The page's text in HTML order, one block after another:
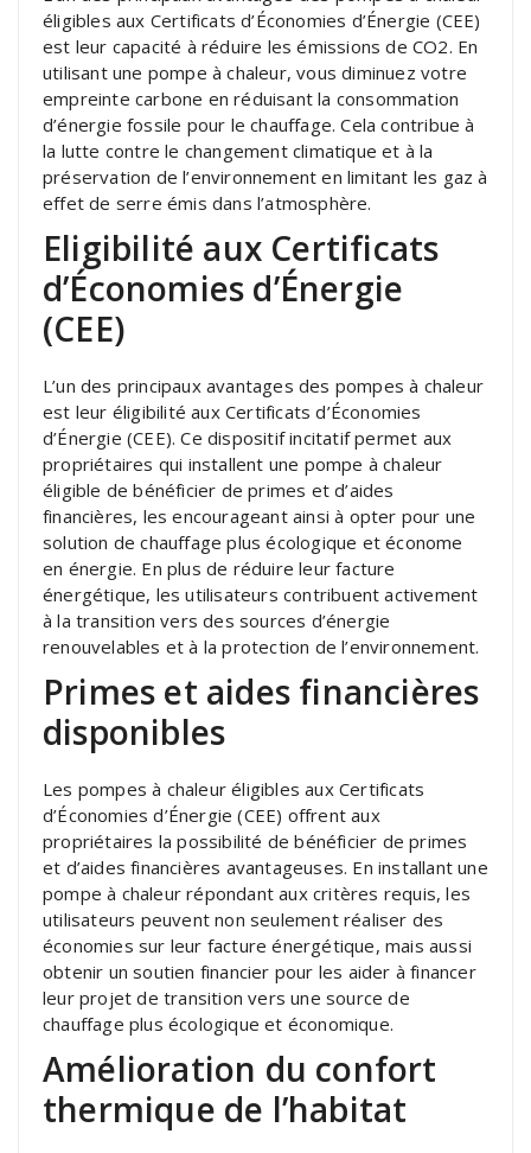
éligibles aux Certificats d’Économies d’Énergie (CEE)
est leur capacité à réduire les émissions de CO2. En
utilisant une pompe à chaleur, vous diminuez votre
empreinte carbone en réduisant la consommation
d’énergie fossile pour le chauffage. Cela contribue à
la lutte contre le changement climatique et à la
préservation de l’environnement en limitant les gaz à
effet de serre émis dans l’atmosphère.
Eligibilité aux Certificats
d’Économies d’Énergie
(CEE)
L’un des principaux avantages des pompes à chaleur
est leur éligibilité aux Certificats d’Économies
d’Énergie (CEE). Ce dispositif incitatif permet aux
propriétaires qui installent une pompe à chaleur
éligible de bénéficier de primes et d’aides
financières, les encourageant ainsi à opter pour une
solution de chauffage plus écologique et économe
en énergie. En plus de réduire leur facture
énergétique, les utilisateurs contribuent activement
à la transition vers des sources d’énergie
renouvelables et à la protection de l’environnement.
Primes et aides financières
disponibles
Les pompes à chaleur éligibles aux Certificats
d’Économies d’Énergie (CEE) offrent aux
propriétaires la possibilité de bénéficier de primes
et d’aides financières avantageuses. En installant une
pompe à chaleur répondant aux critères requis, les
utilisateurs peuvent non seulement réaliser des
économies sur leur facture énergétique, mais aussi
obtenir un soutien financier pour les aider à financer
leur projet de transition vers une source de
chauffage plus écologique et économique.
Amélioration du confort
thermique de l’habitat